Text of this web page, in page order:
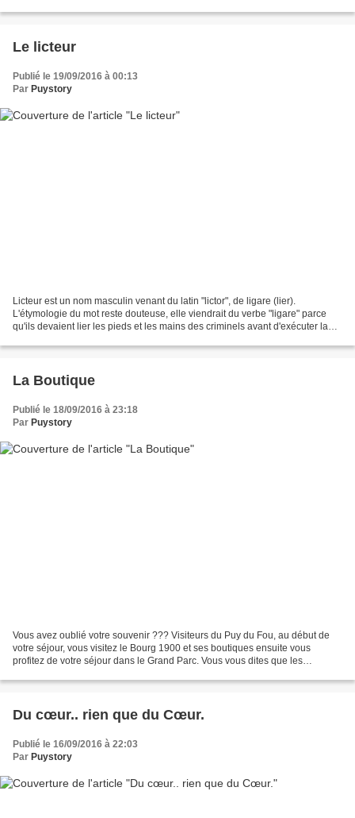
Le licteur
Publié le 19/09/2016 à 00:13
Par Puystory
Licteur est un nom masculin venant du latin "lictor", de ligare (lier).
L'étymologie du mot reste douteuse, elle viendrait du verbe "ligare" parce
qu'ils devaient lier les pieds et les mains des criminels avant d'exécuter la
La Boutique
Publié le 18/09/2016 à 23:18
Par Puystory
Vous avez oublié votre souvenir ??? Visiteurs du Puy du Fou, au début de
votre séjour, vous visitez le Bourg 1900 et ses boutiques ensuite vous
profitez de votre séjour dans le Grand Parc. Vous vous dites que les
Du cœur.. rien que du Cœur.
Publié le 16/09/2016 à 22:03
Par Puystory